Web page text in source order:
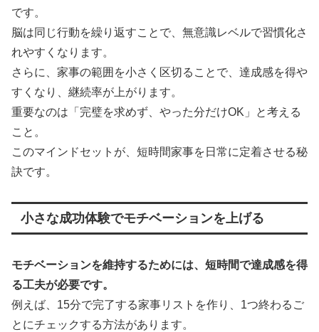
です。
脳は同じ行動を繰り返すことで、無意識レベルで習慣化さ
れやすくなります。
さらに、家事の範囲を小さく区切ることで、達成感を得や
すくなり、継続率が上がります。
重要なのは「完璧を求めず、やった分だけOK」と考える
こと。
このマインドセットが、短時間家事を日常に定着させる秘
訣です。
小さな成功体験でモチベーションを上げる
モチベーションを維持するためには、短時間で達成感を得
る工夫が必要です。
例えば、15分で完了する家事リストを作り、1つ終わるご
とにチェックする方法があります。